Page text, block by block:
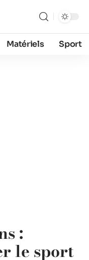
Matériels Sport
:
le sport